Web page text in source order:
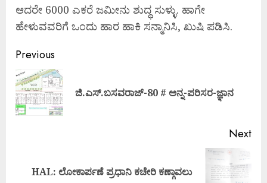
ಆದರೇ 6000 ಎಕರೆ ಜಮೀನು ಶುದ್ಧ ಸುಳ್ಳು. ಹಾಗೇ
ಹೇಳುವವರಿಗೆ ಒಂದು ಹಾರ ಹಾಕಿ ಸನ್ಮಾನಿಸಿ, ಖುಷಿ ಪಡಿಸಿ.
Previous
ಜಿ.ಎಸ್.ಬಸವರಾಜ್-80 # ಅನ್ನ-ಪರಿಸರ-ಜ್ಞಾನ
Next
HAL: ಲೋಕಾರ್ಪಣೆ ಪ್ರಧಾನಿ ಕಚೇರಿ ಕಣ್ಗಾವಲು